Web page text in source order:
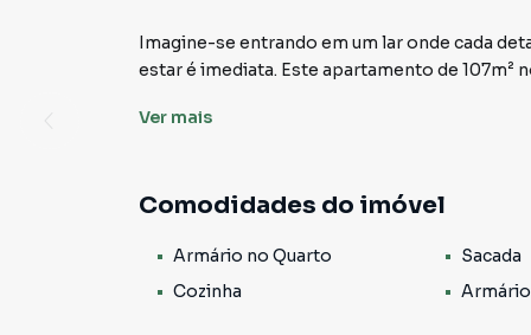
Imagine-se entrando em um lar onde cada
estar é imediata. Este apartamento de
todos os dias.
tranquila ao entardecer 🌇
- Cozinha planejada com armários
Ver mais
Comodidades do imóvel
Armário no Quarto Sacada
Cozinha